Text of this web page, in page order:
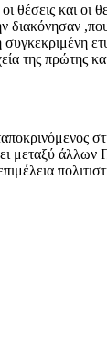
θέσεις και οι
διακόνησαν
συγκεκριμένη
της πρώτης
μεταξύ άλλων